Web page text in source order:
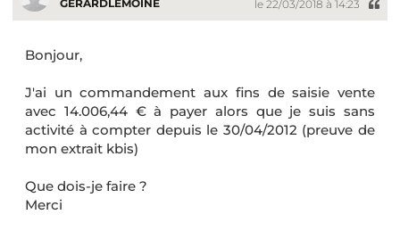
GERARDLEMOINE
le 22/03/2018 à 14:23
Bonjour,
J'ai un commandement aux fins de saisie vente
avec 14.006,44 € à payer alors que je suis sans
activité à compter depuis le 30/04/2012 (preuve de
mon extrait kbis)
Que dois-je faire ?
Merci